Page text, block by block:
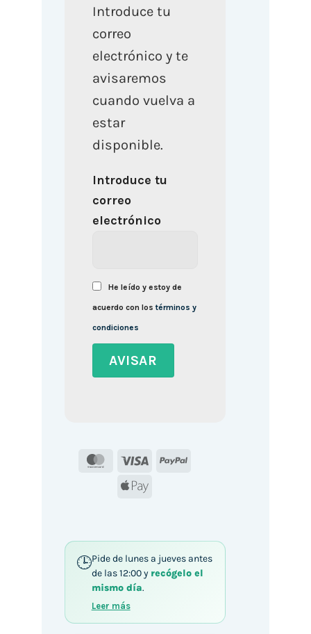
Introduce tu
correo
electrónico y te
avisaremos
cuando vuelva a
estar
disponible.
Introduce tu
correo
electrónico
He leído y estoy de
acuerdo con lostérminos y
condiciones
MasterCard
Visa
PayPal
Apple
Pide de lunes a jueves antes
de las 12:00 y recógelo el
mismo día.
Leer más